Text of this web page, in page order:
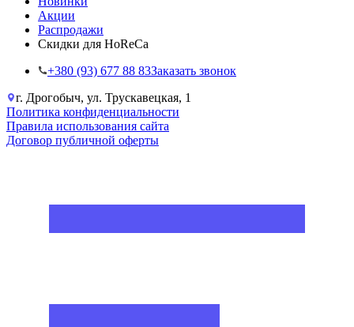
Акции
Распродажи
Скидки для HoReCa
+38‎0 (93) 677 88 83Заказать звонок
г. Дрогобыч, ул. Трускавецкая, 1
Политика конфиденциальности
Правила использования сайта
Договор публичной оферты